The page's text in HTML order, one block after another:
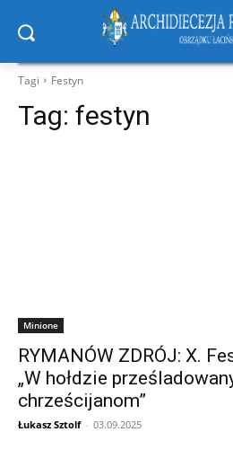
Tagi Festyn
Tag: festyn
Minione
RYMANÓW ZDRÓJ: X.
„W hołdzie
chrześcijanom”
Łukasz Sztolf - 03.09.2025